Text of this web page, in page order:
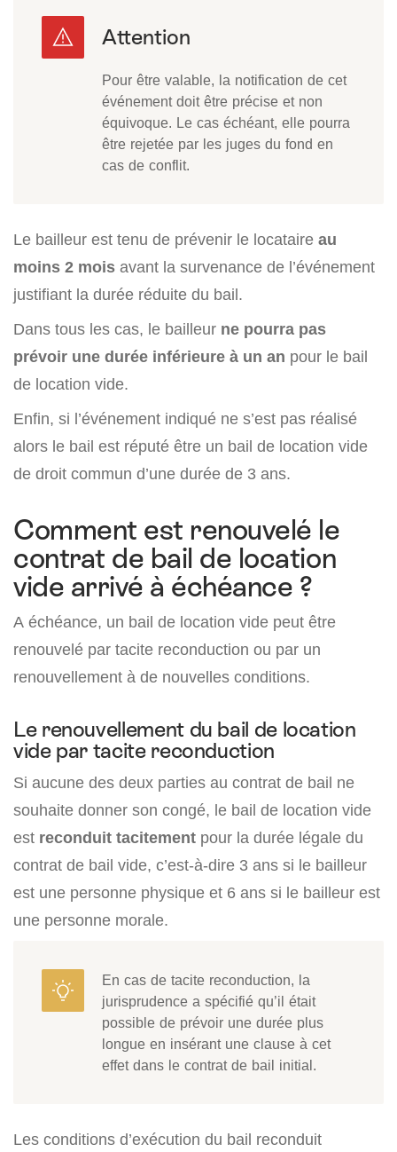
Pour être valable, la notification de cet
événement doit être précise et non
équivoque. Le cas échéant, elle pourra
être rejetée par les juges du fond en
cas de conflit.
Le bailleur est tenu de prévenir le locataire au
moins 2 mois avant la survenance de l’événement
justifiant la durée réduite du bail.
Dans tous les cas, le bailleur ne pourra pas
prévoir une durée inférieure à un an pour le bail
de location vide.
Enfin, si l’événement indiqué ne s’est pas réalisé
alors le bail est réputé être un bail de location vide
de droit commun d’une durée de 3 ans.
Comment est renouvelé le
contrat de bail de location
vide arrivé à échéance ?
A échéance, un bail de location vide peut être
renouvelé par tacite reconduction ou par un
renouvellement à de nouvelles conditions.
Le renouvellement du bail de location
vide par tacite reconduction
Si aucune des deux parties au contrat de bail ne
souhaite donner son congé, le bail de location vide
est reconduit tacitement pour la durée légale du
contrat de bail vide, c’est-à-dire 3 ans si le bailleur
est une personne physique et 6 ans si le bailleur est
une personne morale.
En cas de tacite reconduction, la
jurisprudence a spécifié qu’il était
possible de prévoir une durée plus
longue en insérant une clause à cet
effet dans le contrat de bail initial.
Les conditions d’exécution du bail reconduit